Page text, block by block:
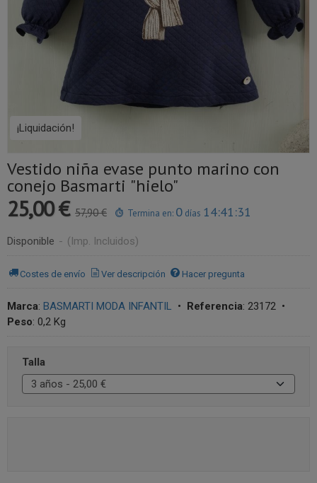
¡Liquidación!
Vestido niña evase punto marino con
conejo Basmarti "hielo"
25,00 € 57,90 € Termina en: 0 días 14:41:31
Disponible - (Imp. Incluidos)
Costes de envío Ver descripción Hacer pregunta
Marca: BASMARTI MODA INFANTIL • Referencia: 23172 •
Peso: 0,2 Kg
Talla